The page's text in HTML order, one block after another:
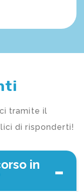
tramite il
di risponderti!
in